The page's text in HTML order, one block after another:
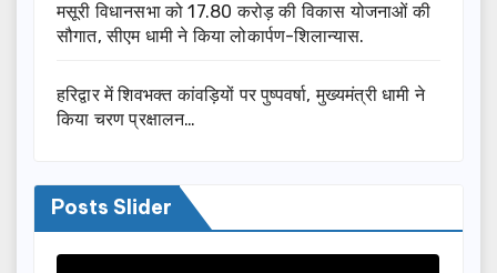
मसूरी विधानसभा को 17.80 करोड़ की विकास योजनाओं की
सौगात, सीएम धामी ने किया लोकार्पण-शिलान्यास.
हरिद्वार में शिवभक्त कांवड़ियों पर पुष्पवर्षा, मुख्यमंत्री धामी ने
किया चरण प्रक्षालन…
Posts Slider